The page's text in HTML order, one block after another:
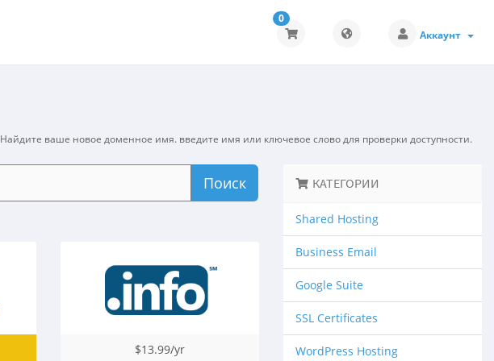
0
Аккаунт
Найдите ваше новое доменное имя. введите имя или ключевое слово для проверки доступности.
Поиск
$13.99/yr
КАТЕГОРИИ
Shared Hosting
Business Email
Google Suite
SSL Certificates
WordPress Hosting